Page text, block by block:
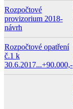
Rozpočtové
provizorium 2018-
návrh
Rozpočtové opatření
č.1 k
30.6.2017...+90.000,-